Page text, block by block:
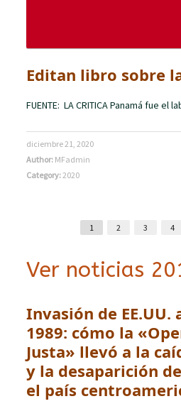
Editan libro sobre
FUENTE: LA CRITICA Panamá fue el
diciembre 21, 2020
Author: MFadmin
Category:2020
1 2 3 4
Ver noticias
Invasión de EE.UU.
1989: cómo la
Justa» llevó a la
y la desaparición
el país